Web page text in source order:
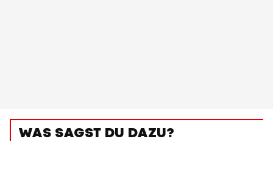
WAS SAGST DU DAZU?